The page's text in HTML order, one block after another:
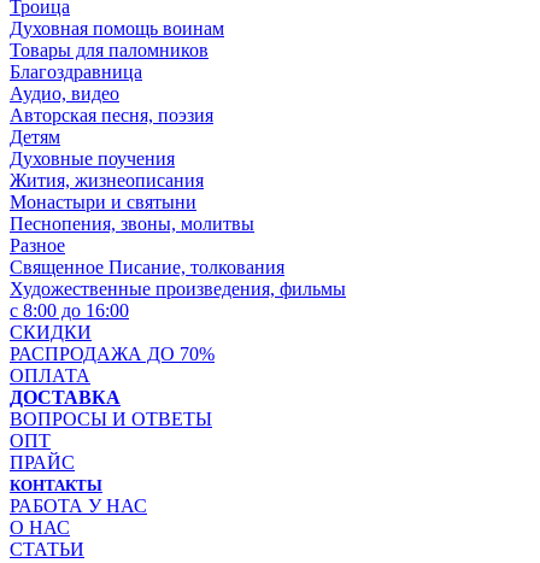
Троица
Духовная помощь воинам
Товары для паломников
Благоздравница
Аудио, видео
Авторская песня, поэзия
Детям
Духовные поучения
Жития, жизнеописания
Монастыри и святыни
Песнопения, звоны, молитвы
Разное
Священное Писание, толкования
Художественные произведения, фильмы
с 8:00 до 16:00
СКИДКИ
РАСПРОДАЖА ДО 70%
ОПЛАТА
ДОСТАВКА
ВОПРОСЫ И ОТВЕТЫ
ОПТ
ПРАЙС
КОНТАКТЫ
РАБОТА У НАС
О НАС
СТАТЬИ